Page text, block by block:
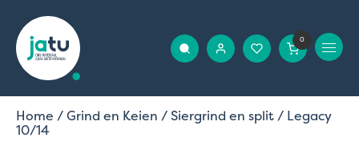
0
Home /Grind en Keien /Siergrind en split/ Legacy
10/14